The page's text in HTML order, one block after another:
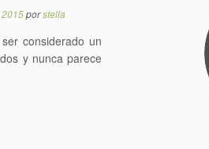
porstella
considerado un
y nunca parece